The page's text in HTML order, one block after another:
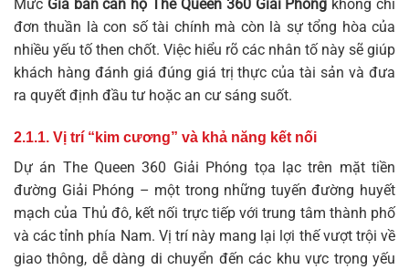
Mức Giá bán căn hộ The Queen 360 Giải Phóng không chỉ
đơn thuần là con số tài chính mà còn là sự tổng hòa của
nhiều yếu tố then chốt. Việc hiểu rõ các nhân tố này sẽ giúp
khách hàng đánh giá đúng giá trị thực của tài sản và đưa
ra quyết định đầu tư hoặc an cư sáng suốt.
2.1.1. Vị trí “kim cương” và khả năng kết nối
Dự án The Queen 360 Giải Phóng tọa lạc trên mặt tiền
đường Giải Phóng – một trong những tuyến đường huyết
mạch của Thủ đô, kết nối trực tiếp với trung tâm thành phố
và các tỉnh phía Nam. Vị trí này mang lại lợi thế vượt trội về
giao thông, dễ dàng di chuyển đến các khu vực trọng yếu